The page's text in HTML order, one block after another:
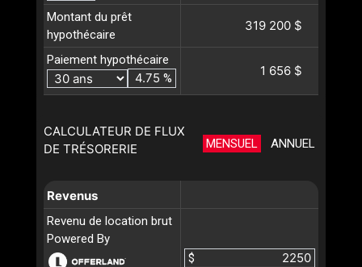
Montant du prêt
hypothécaire
319 200 $
Paiement hypothécaire
%
1 656 $
CALCULATEUR DE FLUX
DE TRÉSORERIE
MENSUEL ANNUEL
Revenus
Revenu de location brut
Powered By
$